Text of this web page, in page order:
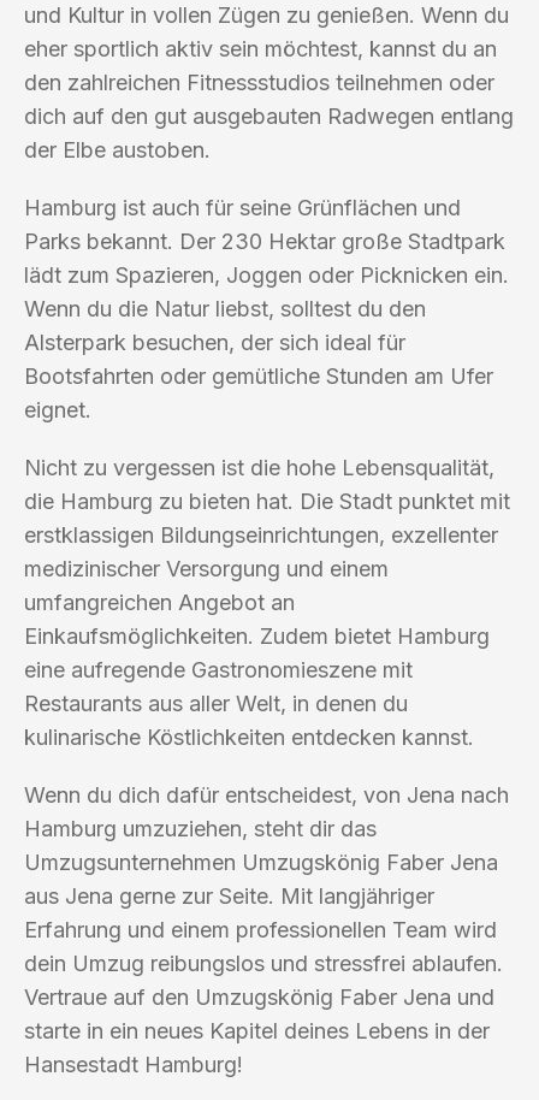
und Kultur in vollen Zügen zu genießen. Wenn du
eher sportlich aktiv sein möchtest, kannst du an
den zahlreichen Fitnessstudios teilnehmen oder
dich auf den gut ausgebauten Radwegen entlang
der Elbe austoben.
Hamburg ist auch für seine Grünflächen und
Parks bekannt. Der 230 Hektar große Stadtpark
lädt zum Spazieren, Joggen oder Picknicken ein.
Wenn du die Natur liebst, solltest du den
Alsterpark besuchen, der sich ideal für
Bootsfahrten oder gemütliche Stunden am Ufer
eignet.
Nicht zu vergessen ist die hohe Lebensqualität,
die Hamburg zu bieten hat. Die Stadt punktet mit
erstklassigen Bildungseinrichtungen, exzellenter
medizinischer Versorgung und einem
umfangreichen Angebot an
Einkaufsmöglichkeiten. Zudem bietet Hamburg
eine aufregende Gastronomieszene mit
Restaurants aus aller Welt, in denen du
kulinarische Köstlichkeiten entdecken kannst.
Wenn du dich dafür entscheidest, von Jena nach
Hamburg umzuziehen, steht dir das
Umzugsunternehmen Umzugskönig Faber Jena
aus Jena gerne zur Seite. Mit langjähriger
Erfahrung und einem professionellen Team wird
dein Umzug reibungslos und stressfrei ablaufen.
Vertraue auf den Umzugskönig Faber Jena und
starte in ein neues Kapitel deines Lebens in der
Hansestadt Hamburg!